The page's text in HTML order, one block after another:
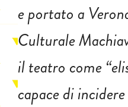
e portato a
Culturale
il teatro come
capace di